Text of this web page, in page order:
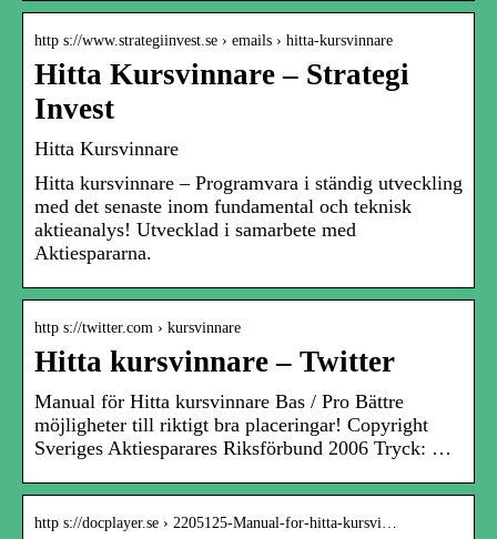
http s://www.strategiinvest.se › emails › hitta-kursvinnare
Hitta Kursvinnare – Strategi
Invest
Hitta Kursvinnare
Hitta kursvinnare – Programvara i ständig utveckling
med det senaste inom fundamental och teknisk
aktieanalys! Utvecklad i samarbete med
Aktiespararna.
http s://twitter.com › kursvinnare
Hitta kursvinnare – Twitter
Manual för Hitta kursvinnare Bas / Pro Bättre
möjligheter till riktigt bra placeringar! Copyright
Sveriges Aktiesparares Riksförbund 2006 Tryck: …
http s://docplayer.se › 2205125-Manual-for-hitta-kursvi…